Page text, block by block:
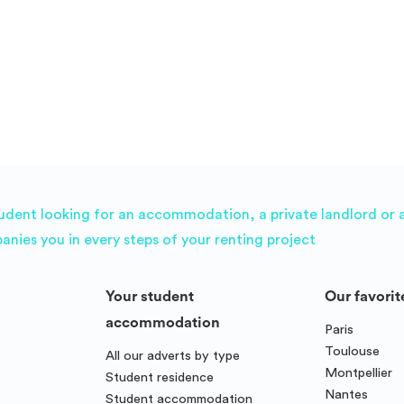
looking for an accommodation, a private landlord
you in every steps of your renting project
Your student
accommodation
All our adverts by type
Student residence
Student accommodation
Our
Paris
Toulouse
Montpellier
Nantes